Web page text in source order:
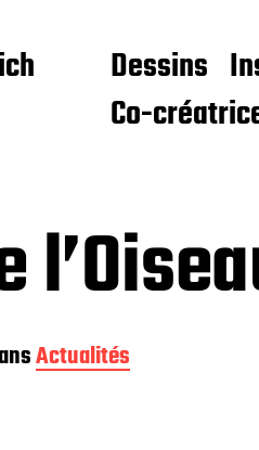
Dessins
Co-
Actualités